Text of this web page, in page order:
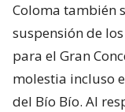
Coloma también
suspensión de
para el Gran
molestia incluso
del Bío Bío. Al